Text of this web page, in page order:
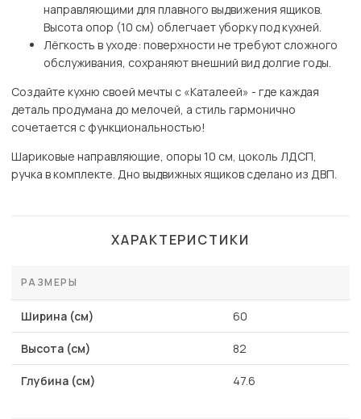
направляющими для плавного выдвижения ящиков.
Высота опор (10 см) облегчает уборку под кухней.
Лёгкость в уходе: поверхности не требуют сложного
обслуживания, сохраняют внешний вид долгие годы.
Создайте кухню своей мечты с «Каталеей» - где каждая
деталь продумана до мелочей, а стиль гармонично
сочетается с функциональностью!
Шариковые направляющие, опоры 10 см, цоколь ЛДСП,
ручка в комплекте. Дно выдвижных ящиков сделано из ДВП.
ХАРАКТЕРИСТИКИ
РАЗМЕРЫ
Ширина (см) 60
Высота (см) 82
Глубина (см) 47.6